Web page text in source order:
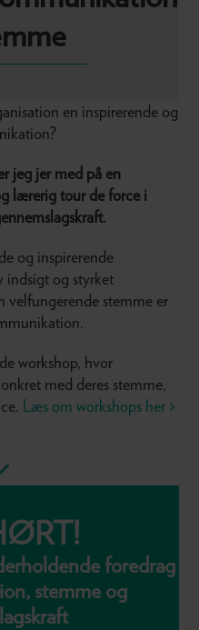
en inspirerende og
jeg jer med på en
lærerig tour de force i
og inspirerende
indsigt og styrket
stemme er
workshop, hvor
med deres stemme,
Læs om workshops her >
foredrag
stemme og